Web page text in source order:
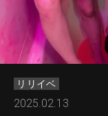
リリイベ
2025.02.13